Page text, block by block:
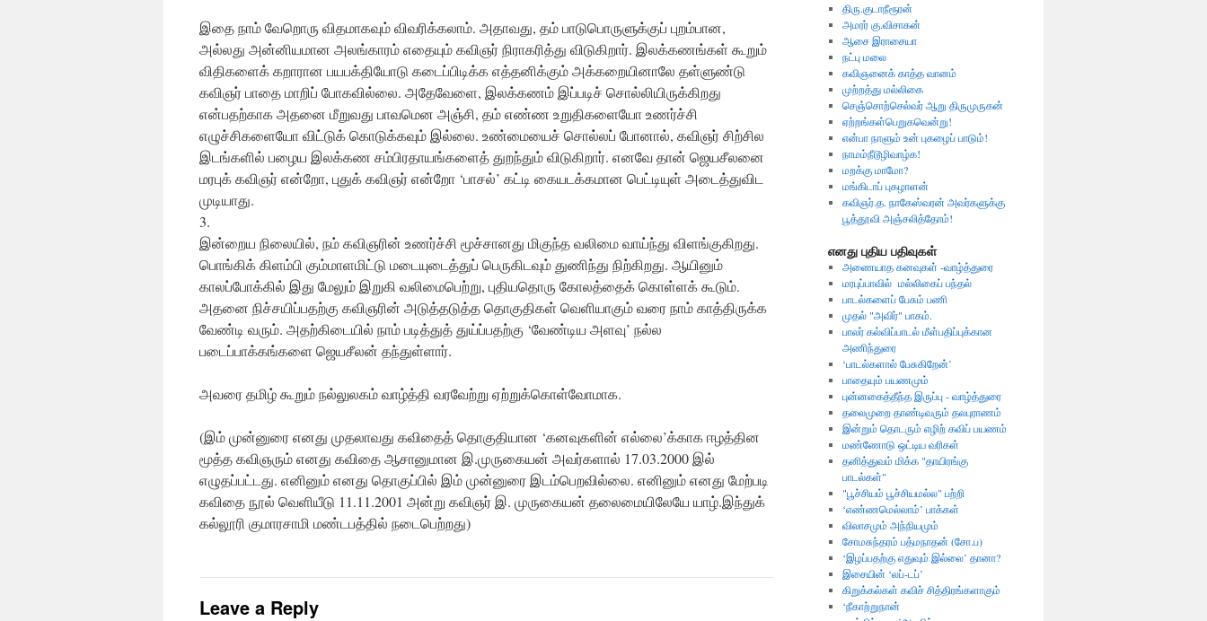
இதை நாம் வேறொரு விதமாகவும் விவரிக்கலாம். அதாவது, தம் பாடுபொருளுக்குப் புறம்பான,
அல்லது அன்னியமான அலங்காரம் எதையும் கவிஞர் நிராகரித்து விடுகிறார். இலக்கணங்கள் கூறும்
விதிகளைக் கறாரான பயபக்தியோடு கடைப்பிடிக்க எத்தனிக்கும் அக்கறையினாலே தள்ளுண்டு
கவிஞர் பாதை மாறிப் போகவில்லை. அதேவேளை, இலக்கணம் இப்படிச் சொல்லியிருக்கிறது
என்பதற்காக அதனை மீறுவது பாவமென அஞ்சி, தம் எண்ண உறுதிகளையோ உணர்ச்சி
எழுச்சிகளையோ விட்டுக் கொடுக்கவும் இல்லை. உண்மையைச் சொல்லப் போனால், கவிஞர் சிற்சில
இடங்களில் பழைய இலக்கண சம்பிரதாயங்களைத் துறந்தும் விடுகிறார். எனவே தான் ஜெயசீலனை
மரபுக் கவிஞர் என்றோ, புதுக் கவிஞர் என்றோ ‘பாசல்’ கட்டி கையடக்கமான பெட்டியுள் அடைத்துவிட
முடியாது.
3.
இன்றைய நிலையில், நம் கவிஞரின் உணர்ச்சி மூச்சானது மிகுந்த வலிமை வாய்ந்து விளங்குகிறது.
பொங்கிக் கிளம்பி கும்மாளமிட்டு மடையுடைத்துப் பெருகிடவும் துணிந்து நிற்கிறது. ஆயினும்
காலப்போக்கில் இது மேலும் இறுகி வலிமைபெற்று, புதியதொரு கோலத்தைக் கொள்ளக் கூடும்.
அதனை நிச்சயிப்பதற்கு கவிஞரின் அடுத்தடுத்த தொகுதிகள் வெளியாகும் வரை நாம் காத்திருக்க
வேண்டி வரும். அதற்கிடையில் நாம் படித்துத் துய்ப்பதற்கு ‘வேண்டிய அளவு’ நல்ல
படைப்பாக்கங்களை ஜெயசீலன் தந்துள்ளார்.
அவரை தமிழ் கூறும் நல்லுலகம் வாழ்த்தி வரவேற்று ஏற்றுக்கொள்வோமாக.
(இம் முன்னுரை எனது முதலாவது கவிதைத் தொகுதியான ‘கனவுகளின் எல்லை’க்காக ஈழத்தின
மூத்த கவிஞரும் எனது கவிதை ஆசானுமான இ.முருகையன் அவர்களால் 17.03.2000 இல்
எழுதப்பட்டது. எனினும் எனது தொகுப்பில் இம் முன்னுரை இடம்பெறவில்லை. எனினும் எனது மேற்படி
கவிதை நூல் வெளியீடு 11.11.2001 அன்று கவிஞர் இ. முருகையன் தலைமையிலேயே யாழ்.இந்துக்
கல்லூரி குமாரசாமி மண்டபத்தில் நடைபெற்றது)
Leave a Reply
திரு.குடாநீரூரன்
அமரர் கு.விசாகன்
ஆசை இராசையா
நட்பு மலை
கவிஞனைக் காத்த வானம்
முற்றத்து மல்லிகை
செஞ்சொற்செல்வர் ஆறு திருமுருகன்
ஏற்றங்கள்பெறுகவென்று!
என்பா நாளும் உன் புகழைப் பாடும்!
நாமம்நீடூழிவாழ்க!
மறக்கு மாமோ?
மங்கிடாப் புகழாளன்
கவிஞர்.த. நாகேஸ்வரன் அவர்களுக்கு
பூத்தூவி அஞ்சலித்தோம்!
எனது புதிய பதிவுகள்
அணையாத கனவுகள் -வாழ்த்துரை
மரபுப்பாவில் மல்லிகைப் பந்தல்
பாடல்களைப் பேசும் பணி
முதல் "அவிர்" பாகம்.
பாலர் கல்விப்பாடல் மீள்பதிப்புக்கான
அணிந்துரை
‘பாடல்களால் பேசுகிறேன்’
பாதையும் பயணமும்
புன்னகைத்தீந்த இருப்பு - வாழ்த்துரை
தலைமுறை தாண்டிவரும் தலபுராணம்
இன்றும் தொடரும் எழிற் கவிப் பயணம்
மண்ணோடு ஒட்டிய வரிகள்
தனித்துவம் மிக்க "தாயிரங்கு
பாடல்கள்"
"பூச்சியம் பூச்சியமல்ல" பற்றி
‘எண்ணமெல்லாம்’ பாக்கள்
விலாசமும் அந்நியமும்
சோமசுந்தரம் பத்மநாதன் (சோ.ப)
‘இழப்பதற்கு எதுவும் இல்லை’ தானா?
இசையின் ‘லப்-டப்’
கிறுக்கல்கள் கவிச் சித்திரங்களாகும்
‘நீகாற்றுநான்